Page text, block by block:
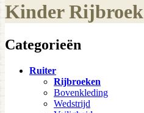
Kinder Rijbroek
Categorieën
Ruiter
Rijbroeken
Bovenkleding
Wedstrijd